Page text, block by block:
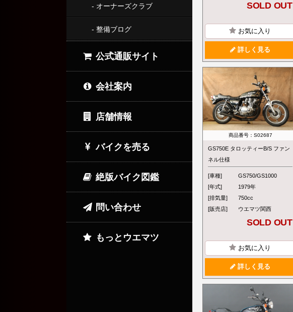
SOLD OUT
お気に入り
詳しく見る
商品番号：S02687
GS750E タロッティーB/S ファン
ネル仕様
[車種]
GS750/GS1000
[年式]
1979年
[排気量]
750cc
[販売店]
ウエマツ関西
SOLD OUT
お気に入り
詳しく見る
- オーナーズクラブ
- 整備ブログ
公式通販サイト
会社案内
店舗情報
バイクを売る
絶版バイク図鑑
問い合わせ
もっとウエマツ